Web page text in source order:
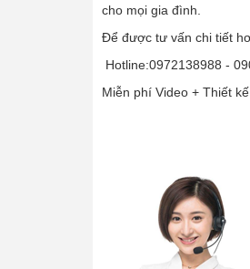
cho mọi gia đình.
Để được tư vấn chi tiết
Hotline:0972138988 -
Miễn phí Video + Thiết